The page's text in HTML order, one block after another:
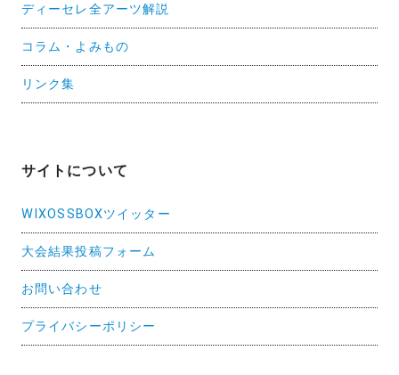
ディーセレ全アーツ解説
コラム・よみもの
リンク集
サイトについて
WIXOSSBOXツイッター
大会結果投稿フォーム
お問い合わせ
プライバシーポリシー